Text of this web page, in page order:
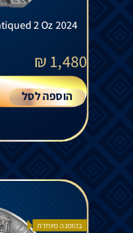
2 Oz 2024
1,480
₪
הוספה לסל
בהזמנה מיוחדת